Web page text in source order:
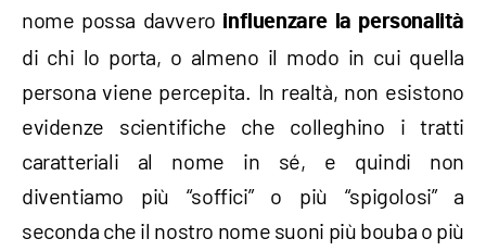
nome possa davvero influenzare la personalità
di chi lo porta, o almeno il modo in cui quella
persona viene percepita. In realtà, non esistono
evidenze scientifiche che colleghino i tratti
caratteriali al nome in sé, e quindi non
diventiamo più “soffici” o più “spigolosi” a
seconda che il nostro nome suoni più bouba o più